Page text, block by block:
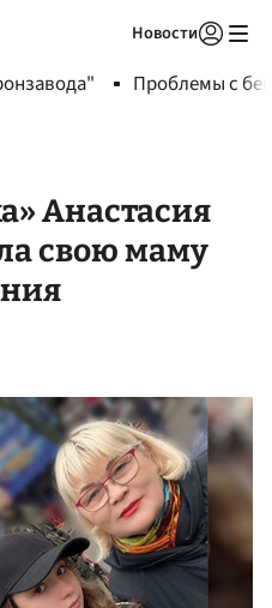
Новости
Проблемы с
Анастасия
свою маму